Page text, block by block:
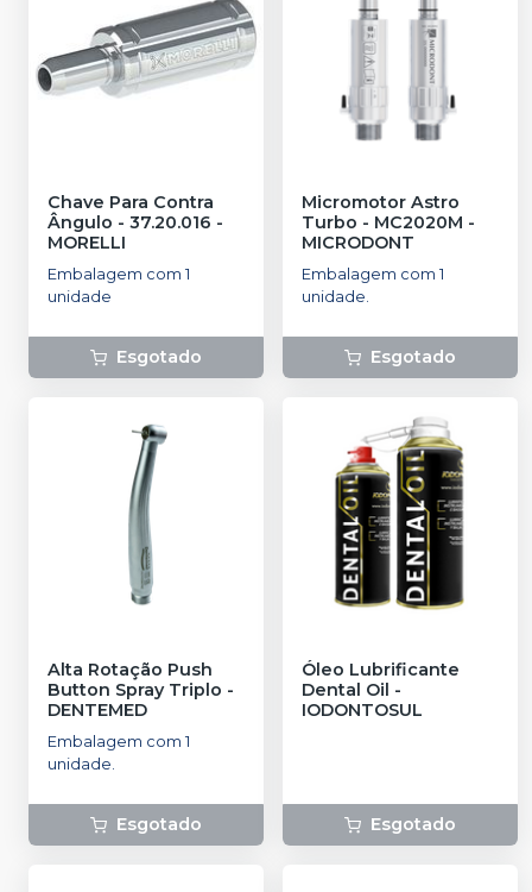
Chave Para Contra
Ângulo - 37.20.016 -
MORELLI
Embalagem com 1
unidade
Esgotado
Micromotor Astro
Turbo - MC2020M -
MICRODONT
Embalagem com 1
unidade.
Esgotado
Alta Rotação Push
Button Spray Triplo -
DENTEMED
Embalagem com 1
unidade.
Esgotado
Óleo Lubrificante
Dental Oil -
IODONTOSUL
Esgotado